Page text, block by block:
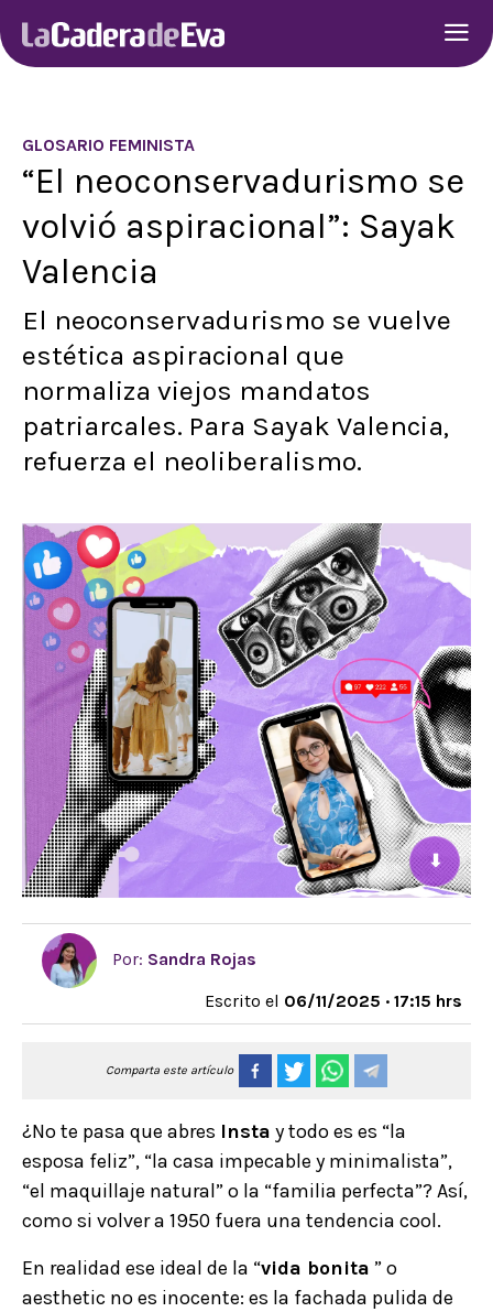
GLOSARIO FEMINISTA
“El neoconservadurismo se
volvió aspiracional”: Sayak
Valencia
El neoconservadurismo se vuelve
estética aspiracional que
normaliza viejos mandatos
patriarcales. Para Sayak Valencia,
refuerza el neoliberalismo.
⬇
Por: Sandra Rojas
Escrito el 06/11/2025 · 17:15 hrs
Comparta este artículo
¿No te pasa que abres Insta y todo es es “la
esposa feliz”, “la casa impecable y minimalista”,
“el maquillaje natural” o la “familia perfecta”? Así,
como si volver a 1950 fuera una tendencia cool.
En realidad ese ideal de la “vida bonita ” o
aesthetic no es inocente: es la fachada pulida de